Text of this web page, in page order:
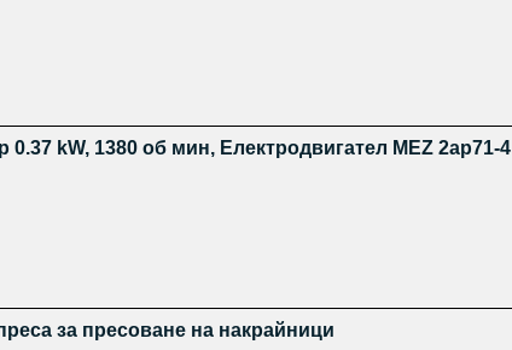
kW, 1380 об мин, Електродвигател MEZ 2ap71-4
за пресоване на накрайници